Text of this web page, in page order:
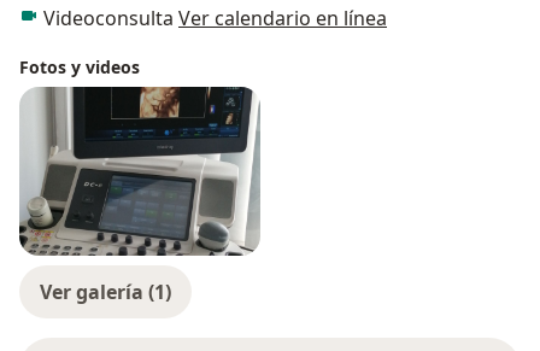
Videoconsulta Ver calendario en línea
Fotos y videos
Ver galería (1)